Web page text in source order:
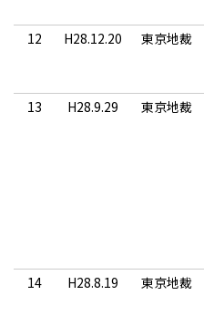
12
H28.12.20 東京地裁
13 H28.9.29 東京地裁
14
H28.8.19 東京地裁